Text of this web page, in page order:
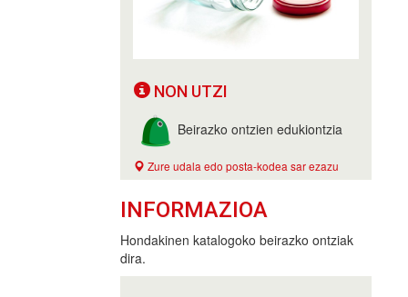
NON UTZI
Beirazko ontzien edukiontzia
Zure udala edo posta-kodea sar ezazu
INFORMAZIOA
Hondakinen katalogoko beirazko ontziak
dira.